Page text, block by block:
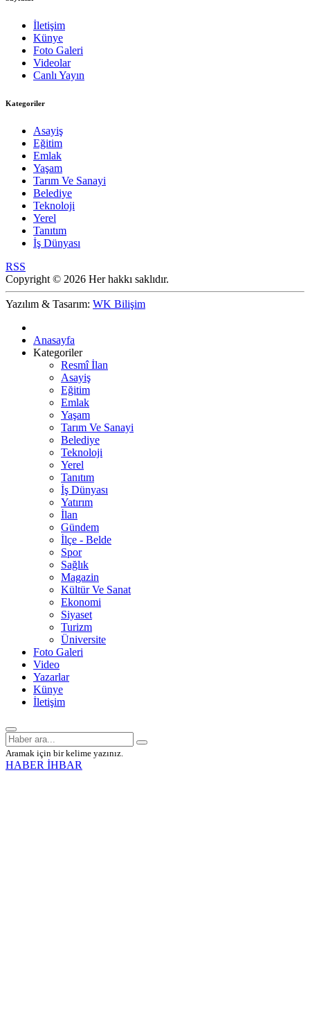
İletişim
Künye
Foto Galeri
Videolar
Canlı Yayın
Kategoriler
Asayiş
Eğitim
Emlak
Yaşam
Tarım Ve Sanayi
Belediye
Teknoloji
Yerel
Tanıtım
İş Dünyası
RSS
Copyright © 2026 Her hakkı saklıdır.
Yazılım & Tasarım: WK Bilişim
Anasayfa
Kategoriler
Resmî İlan
Asayiş
Eğitim
Emlak
Yaşam
Tarım Ve Sanayi
Belediye
Teknoloji
Yerel
Tanıtım
İş Dünyası
Yatırım
İlan
Gündem
İlçe - Belde
Spor
Sağlık
Magazin
Kültür Ve Sanat
Ekonomi
Siyaset
Turizm
Üniversite
Foto Galeri
Video
Yazarlar
Künye
İletişim
Aramak için bir kelime yazınız.
HABER İHBAR